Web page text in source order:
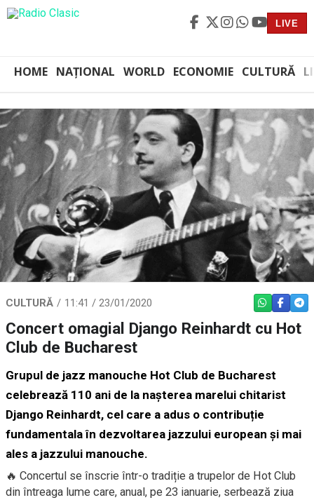
LIVE
HOME NAȚIONAL WORLD ECONOMIE CULTURĂ
CULTURĂ 11:41 / 23/01/2020 WHATSAPP
Concert omagial Django Reinhardt cu Hot
Club de Bucharest
Grupul de jazz manouche Hot Club de Bucharest
celebrează 110 ani de la nașterea marelui chitarist
Django Reinhardt, cel care a adus o contribuție
fundamentala în dezvoltarea jazzului european și mai
ales a jazzului manouche.
🔥 Concertul se înscrie într-o tradiție a trupelor de Hot Club
din întreaga lume care, anual, pe 23 ianuarie, serbează ziua